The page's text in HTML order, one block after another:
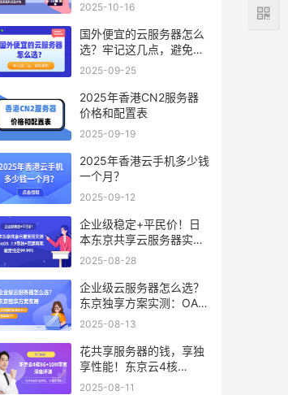
2025-10-16
国外便宜的云服务器怎么
选？牢记这几点，避免踩
坑
2025-09-25
2025年香港CN2服务器
价格和配置表
2025-09-19
2025年香港云手机多少钱
一个月？
2025-09-12
企业级稳定+平民价！日
本东京共享云服务器实
测：CentOS 7.9系统+资
99.99%
2025-08-28
企业级云服务器怎么选？
东京独享方案实测：OA系
统响应提速40%，成本降
2025-08-13
花共享服务器的钱，享独
享性能！东京云4核
8G+10M带宽降价来袭
2025-08-11